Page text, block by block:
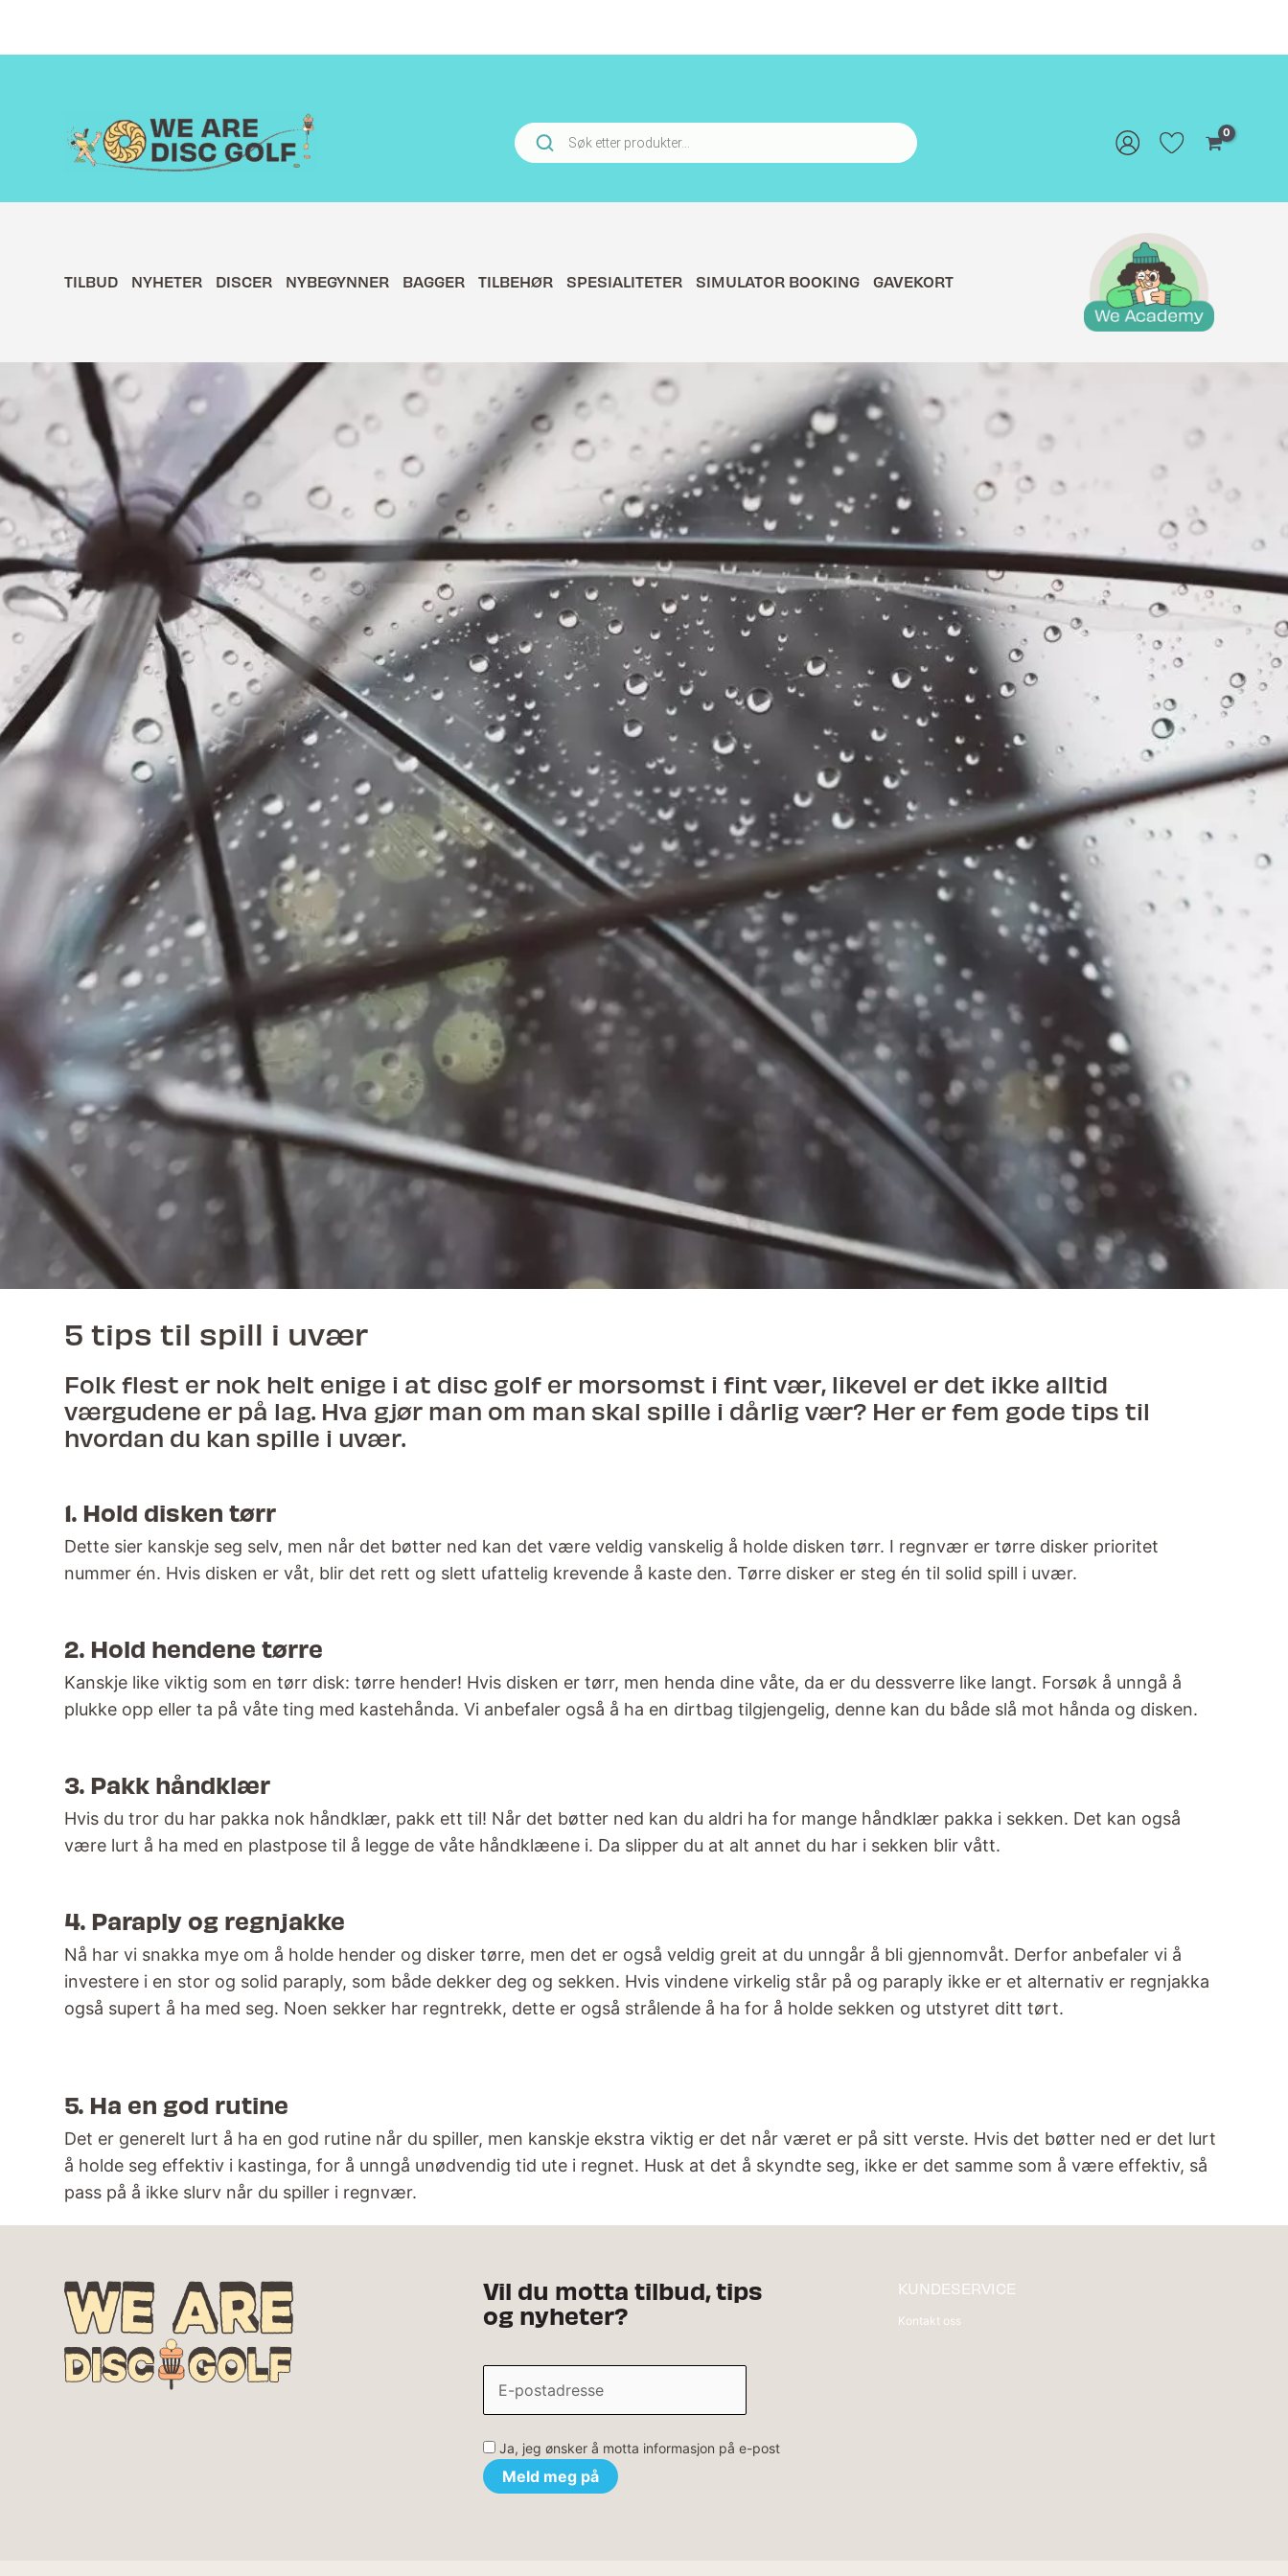
Products
search
TILBUD NYHETER DISCER NYBEGYNNER BAGGER TILBEHØR SPESIALITETER SIMULATOR BOOKING GAVEKORT
5 tips til spill i uvær
Folk flest er nok helt enige i at disc golf er morsomst i fint vær, likevel er det ikke alltid
værgudene er på lag. Hva gjør man om man skal spille i dårlig vær? Her er fem gode tips til
hvordan du kan spille i uvær.
1. Hold disken tørr
Dette sier kanskje seg selv, men når det bøtter ned kan det være veldig vanskelig å holde disken tørr. I regnvær er tørre disker prioritet
nummer én. Hvis disken er våt, blir det rett og slett ufattelig krevende å kaste den. Tørre disker er steg én til solid spill i uvær.
2. Hold hendene tørre
Kanskje like viktig som en tørr disk: tørre hender! Hvis disken er tørr, men henda dine våte, da er du dessverre like langt. Forsøk å unngå å
plukke opp eller ta på våte ting med kastehånda. Vi anbefaler også å ha en dirtbag tilgjengelig, denne kan du både slå mot hånda og disken.
3. Pakk håndklær
Hvis du tror du har pakka nok håndklær, pakk ett til! Når det bøtter ned kan du aldri ha for mange håndklær pakka i sekken. Det kan også
være lurt å ha med en plastpose til å legge de våte håndklæene i. Da slipper du at alt annet du har i sekken blir vått.
4. Paraply og regnjakke
Nå har vi snakka mye om å holde hender og disker tørre, men det er også veldig greit at du unngår å bli gjennomvåt. Derfor anbefaler vi å
investere i en stor og solid paraply, som både dekker deg og sekken. Hvis vindene virkelig står på og paraply ikke er et alternativ er regnjakka
også supert å ha med seg. Noen sekker har regntrekk, dette er også strålende å ha for å holde sekken og utstyret ditt tørt.
5. Ha en god rutine
Det er generelt lurt å ha en god rutine når du spiller, men kanskje ekstra viktig er det når været er på sitt verste. Hvis det bøtter ned er det lurt
å holde seg effektiv i kastinga, for å unngå unødvendig tid ute i regnet. Husk at det å skyndte seg, ikke er det samme som å være effektiv, så
pass på å ikke slurv når du spiller i regnvær.
Vil du motta tilbud, tips
og nyheter?
Ja, jeg ønsker å motta informasjon på e-post
KUNDESERVICE
Kontakt oss